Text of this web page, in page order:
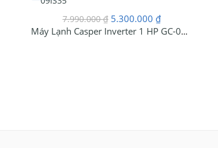
7.990.000₫ Giá
gốc
5.300.000 ₫Giá
hiện Máy Lạnh Casper Inverter 1 HP GC-09IS35